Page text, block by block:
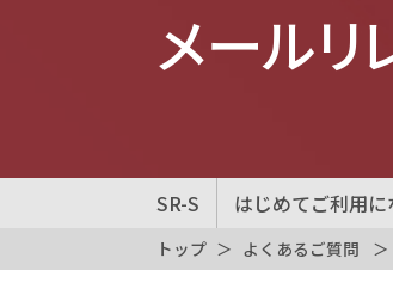
メールリ
SR-S はじめてご利用
トップ よくあるご質問